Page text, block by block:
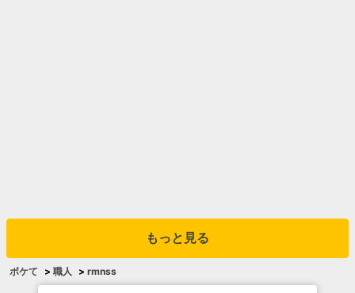
もっと見る
ボケて > 職人 > rmnss